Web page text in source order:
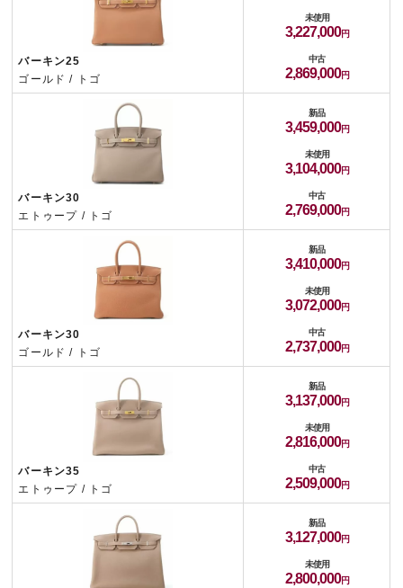
バーキン25
ゴールド / トゴ
未使用
3,227,000
中古
2,869,000
バーキン30
エトゥープ / トゴ
新品
3,459,000
未使用
3,104,000
中古
2,769,000
バーキン30
ゴールド / トゴ
新品
3,410,000
未使用
3,072,000
中古
2,737,000
バーキン35
エトゥープ / トゴ
新品
3,137,000
未使用
2,816,000
中古
2,509,000
新品
3,127,000
未使用
2,800,000